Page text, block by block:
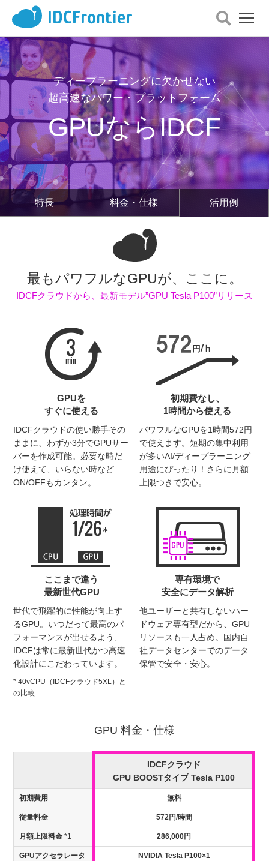
メ
ニ
ュ
く
ディープラーニングに欠かせない
超高速なパワー・プラットフォーム
GPUならIDCF
特長 料金・仕様 活用例
最もパワフルなGPUが、ここに。
IDCFクラウドから、 最新モデル”GPU Tesla P100”リリース
GPUを
すぐに使える
IDCFクラウドの使い勝手その
ままに、わずか3分でGPUサー
バーを作成可能。必要な時だ
け使えて、いらない時など
ON/OFFもカンタン。
初期費なし、
1時間から使える
パワフルなGPUを1時間572円
で使えます。短期の集中利用
が多いAI/ディープラーニング
用途にぴったり！さらに月額
上限つきで安心。
ここまで違う
最新世代GPU
世代で飛躍的に性能が向上す
るGPU。いつだって最高のパ
フォーマンスが出せるよう、
IDCFは常に最新世代かつ高速
化設計にこだわっています。
* 40vCPU（IDCFクラウド5XL）と
の比較
専有環境で
安全にデータ解析
他ユーザーと共有しないハー
ドウェア専有型だから、GPU
リソースも一人占め。国内自
社データセンターでのデータ
保管で安全・安心。
GPU 料金・仕様
IDCFクラウド
GPU BOOSTタイプ Tesla P100
初期費用 無料
従量料金 572円/時間
月額上限料金*1 286,000円
GPUアクセラレータ NVIDIA Tesla P100×1